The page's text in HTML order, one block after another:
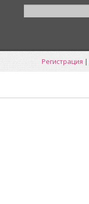
Регистрация |